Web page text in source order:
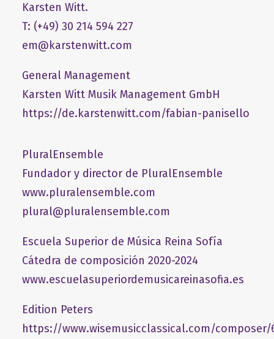
Karsten Witt.
T: (+49) 30 214 594 227
em@karstenwitt.com
General Management
​Karsten Witt Musik Management GmbH​
https://de.karstenwitt.com/fabian-panisello
PluralEnsemble
Fundador y director de PluralEnsemble
www.pluralensemble.com
plural@pluralensemble.com
Escuela Superior de Música Reina Sofía
Cátedra de composición 2020-2024
www.escuelasuperiordemusicareinasofia.es
Edition Peters
https://www.wisemusicclassical.com/composer/